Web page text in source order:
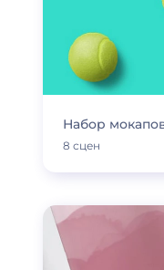
Набор
8 сцен